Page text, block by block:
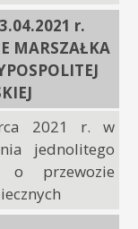
r.
MARSZAŁKA
2021 r. w
jednolitego
o przewozie